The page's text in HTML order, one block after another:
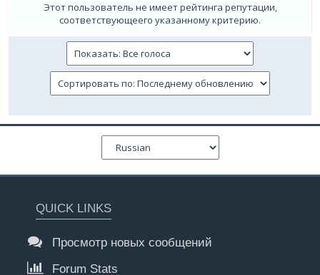
Этот пользователь не имеет рейтинга репутации,
соответствующеего указанному критерию.
QUICK LINKS
Просмотр новых сообщений
Forum Stats